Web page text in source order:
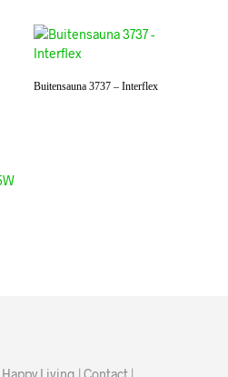
Buitensauna 3737 – Interflex
Living | Contact |